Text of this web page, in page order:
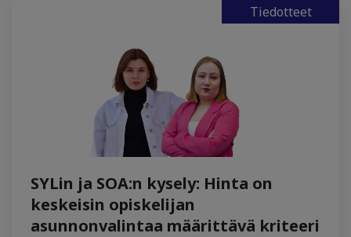
Tiedotteet
SYLin ja SOA:n kysely: Hinta on
keskeisin opiskelijan
asunnonvalintaa määrittävä kriteeri